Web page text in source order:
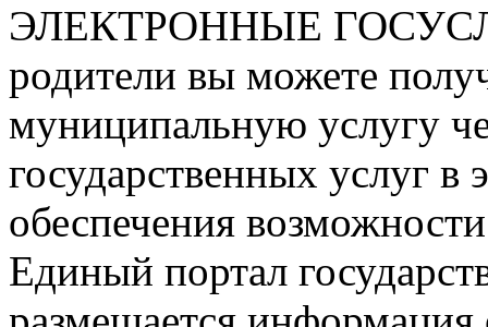
ЭЛЕКТРОННЫЕ
родители вы можете
муниципальную услугу
государственных услуг
обеспечения
Единый портал